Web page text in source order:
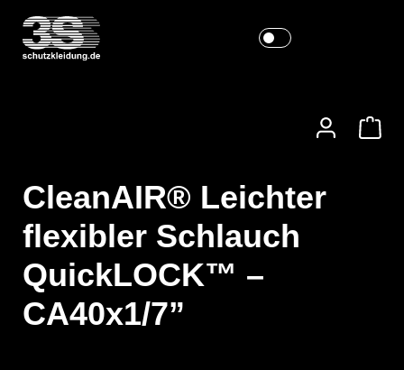
CleanAIR® Leichter
flexibler Schlauch
QuickLOCK™ –
CA40x1/7”